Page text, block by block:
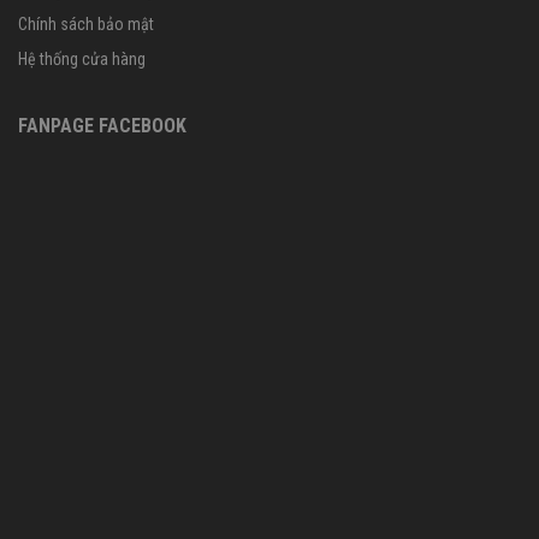
Chính sách bảo mật
Hệ thống cửa hàng
FANPAGE FACEBOOK